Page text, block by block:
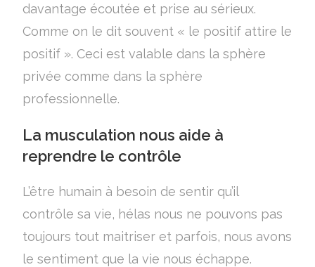
davantage écoutée et prise au sérieux.
Comme on le dit souvent « le positif attire le
positif ». Ceci est valable dans la sphère
privée comme dans la sphère
professionnelle.
La musculation nous aide à
reprendre le contrôle
L’être humain à besoin de sentir qu’il
contrôle sa vie, hélas nous ne pouvons pas
toujours tout maitriser et parfois, nous avons
le sentiment que la vie nous échappe.